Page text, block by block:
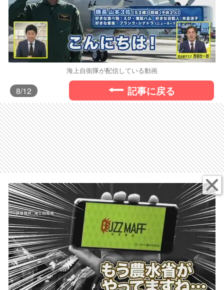
海上自衛隊が配信している動画
8/12 記事に戻る